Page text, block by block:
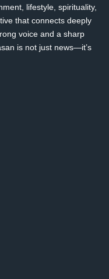
lifestyle, spirituality,
that connects deeply
voice and a sharp
is not just news—it’s